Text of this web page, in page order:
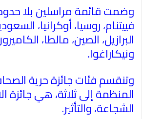
وضمت قائمة مراسلين بلا
فييتنام، روسيا، أوكرانيا،
البرازيل، الصين، مالطا،
ونيكاراغوا.
وتنقسم فئات جائزة حرية
المنظمة إلى ثلاثة، هي جائزة
الشجاعة، والتأثير.